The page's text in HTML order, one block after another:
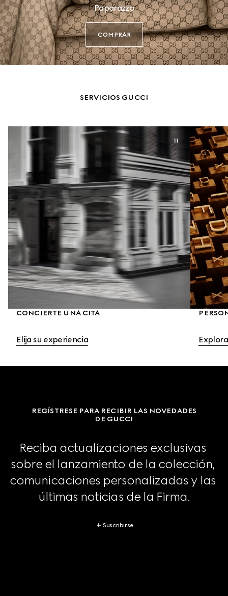
Paparazzo
COMPRAR
SERVICIOS GUCCI
CONCIERTE UNA CITA
Elija su experiencia
REGÍSTRESE PARA RECIBIR LAS NOVEDADES
DE GUCCI
Reciba actualizaciones exclusivas
sobre el lanzamiento de la colección,
comunicaciones personalizadas y las
últimas noticias de la Firma.
Suscribirse